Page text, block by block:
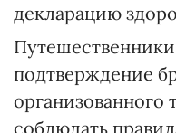
декларацию
подтверждение
организованного
соблюдать